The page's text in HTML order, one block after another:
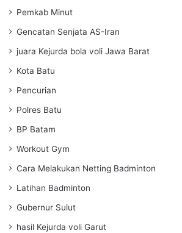
Pemkab Minut
Gencatan Senjata AS-Iran
juara Kejurda bola voli Jawa Barat
Kota Batu
Pencurian
Polres Batu
BP Batam
Workout Gym
Cara Melakukan Netting Badminton
Latihan Badminton
Gubernur Sulut
hasil Kejurda voli Garut